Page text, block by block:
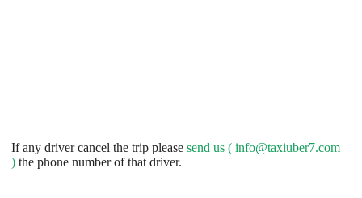
If any driver cancel the trip please send us ( info@taxiuber7.com
) the phone number of that driver.